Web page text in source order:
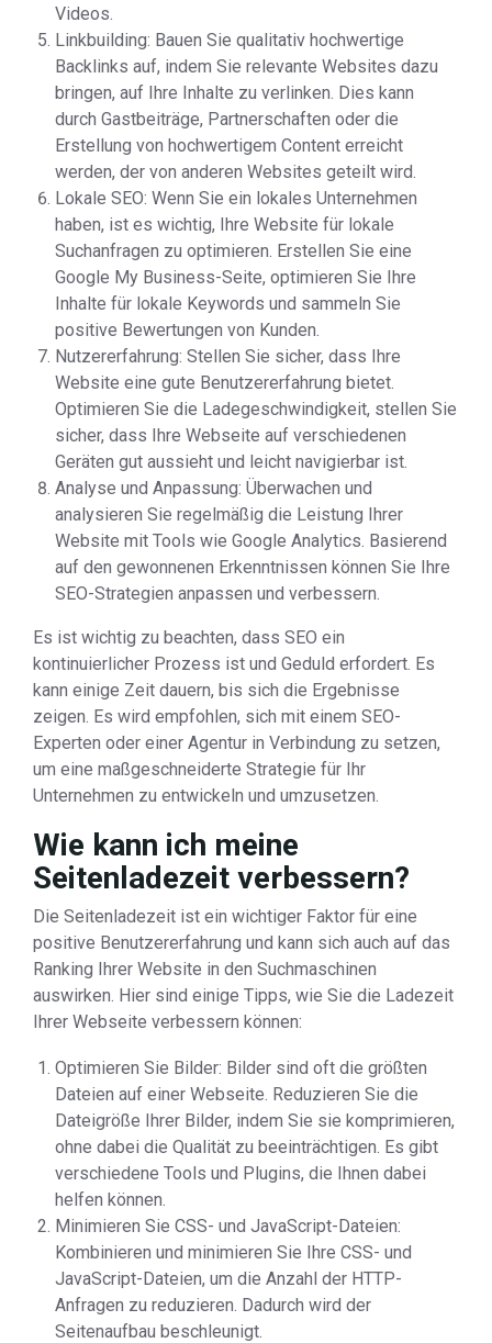
Videos.
Linkbuilding: Bauen Sie qualitativ hochwertige
Backlinks auf, indem Sie relevante Websites dazu
bringen, auf Ihre Inhalte zu verlinken. Dies kann
durch Gastbeiträge, Partnerschaften oder die
Erstellung von hochwertigem Content erreicht
werden, der von anderen Websites geteilt wird.
Lokale SEO: Wenn Sie ein lokales Unternehmen
haben, ist es wichtig, Ihre Website für lokale
Suchanfragen zu optimieren. Erstellen Sie eine
Google My Business-Seite, optimieren Sie Ihre
Inhalte für lokale Keywords und sammeln Sie
positive Bewertungen von Kunden.
Nutzererfahrung: Stellen Sie sicher, dass Ihre
Website eine gute Benutzererfahrung bietet.
Optimieren Sie die Ladegeschwindigkeit, stellen Sie
sicher, dass Ihre Webseite auf verschiedenen
Geräten gut aussieht und leicht navigierbar ist.
Analyse und Anpassung: Überwachen und
analysieren Sie regelmäßig die Leistung Ihrer
Website mit Tools wie Google Analytics. Basierend
auf den gewonnenen Erkenntnissen können Sie Ihre
SEO-Strategien anpassen und verbessern.
Es ist wichtig zu beachten, dass SEO ein
kontinuierlicher Prozess ist und Geduld erfordert. Es
kann einige Zeit dauern, bis sich die Ergebnisse
zeigen. Es wird empfohlen, sich mit einem SEO-
Experten oder einer Agentur in Verbindung zu setzen,
um eine maßgeschneiderte Strategie für Ihr
Unternehmen zu entwickeln und umzusetzen.
Wie kann ich meine
Seitenladezeit verbessern?
Die Seitenladezeit ist ein wichtiger Faktor für eine
positive Benutzererfahrung und kann sich auch auf das
Ranking Ihrer Website in den Suchmaschinen
auswirken. Hier sind einige Tipps, wie Sie die Ladezeit
Ihrer Webseite verbessern können:
Optimieren Sie Bilder: Bilder sind oft die größten
Dateien auf einer Webseite. Reduzieren Sie die
Dateigröße Ihrer Bilder, indem Sie sie komprimieren,
ohne dabei die Qualität zu beeinträchtigen. Es gibt
verschiedene Tools und Plugins, die Ihnen dabei
helfen können.
Minimieren Sie CSS- und JavaScript-Dateien:
Kombinieren und minimieren Sie Ihre CSS- und
JavaScript-Dateien, um die Anzahl der HTTP-
Anfragen zu reduzieren. Dadurch wird der
Seitenaufbau beschleunigt.